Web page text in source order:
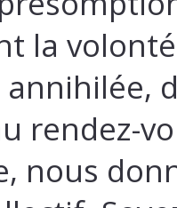
la
annihilée,
rendez-
nous